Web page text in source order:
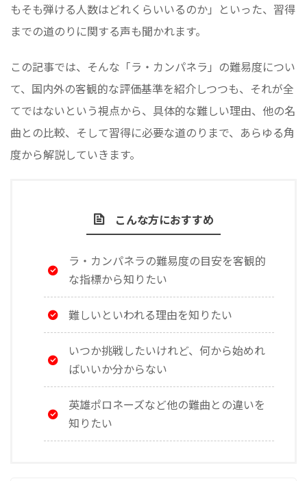
もそも弾ける人数はどれくらいいるのか」といった、習得
までの道のりに関する声も聞かれます。
この記事では、そんな「ラ・カンパネラ」の難易度につい
て、国内外の客観的な評価基準を紹介しつつも、それが全
てではないという視点から、具体的な難しい理由、他の名
曲との比較、そして習得に必要な道のりまで、あらゆる角
度から解説していきます。
こんな方におすすめ
ラ・カンパネラの難易度の目安を客観的
な指標から知りたい
難しいといわれる理由を知りたい
いつか挑戦したいけれど、何から始めれ
ばいいか分からない
英雄ポロネーズなど他の難曲との違いを
知りたい